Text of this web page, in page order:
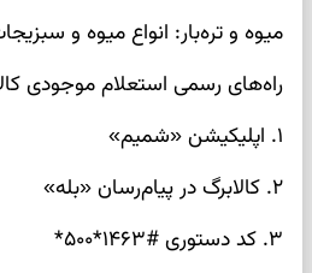
میوه و تره‌بار: انواع میوه و
راه‌های رسمی استعلام موجودی
۱. اپلیکیشن «شمیم»
۲. کالابرگ در پیام‌رسان «بله»
۳. کد دستوری #۱۴۶۳*۵۰۰*